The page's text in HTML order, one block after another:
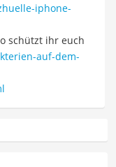
iphone-
schützt ihr euch
auf-dem-